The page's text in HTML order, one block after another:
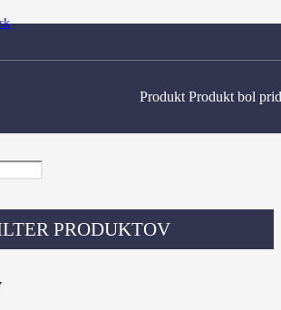
Produkt Produkt bol
PRODUKTOV